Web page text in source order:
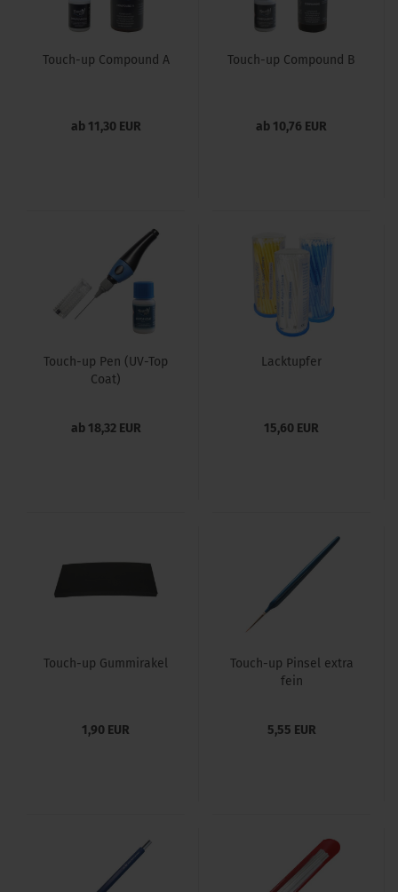
Touch-up Compound A
ab 11,30 EUR
Touch-up Compound B
ab 10,76 EUR
Touch-up Pen (UV-Top
Coat)
ab 18,32 EUR
Lacktupfer
15,60 EUR
Touch-up Gummirakel
1,90 EUR
Touch-up Pinsel extra
fein
5,55 EUR